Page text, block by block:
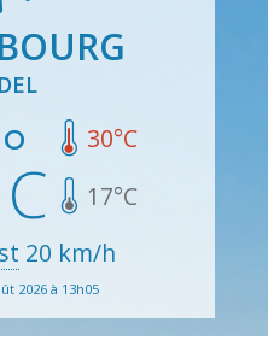
30°C
17°C
20 km/h
2026 à 13h05